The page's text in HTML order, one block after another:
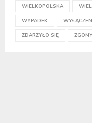
WIELKOPOLSKA
WYPADEK
ZDARZYŁO SIĘ